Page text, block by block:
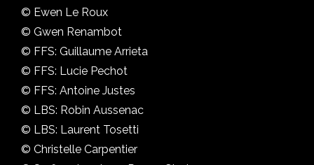
© Ewen Le Roux
© Gwen Renambot
© FFS: Guillaume Arrieta
© FFS: Lucie Pechot
© FFS: Antoine Justes
© LBS: Robin Aussenac
© LBS: Laurent Tosetti
© Christelle Carpentier